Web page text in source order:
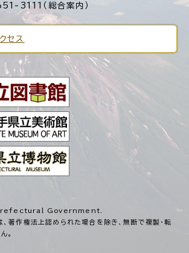
3111（総合案内）
セス
Government.
著作権法上認められた場合を除き、無断で複製・転
。